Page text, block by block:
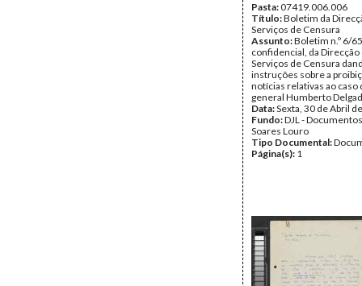
Pasta:07419.006.006
Título:Boletim da
Serviços de Censura
Assunto:Boletim n.º 6/
confidencial, da Direcção
Serviços de Censura
instruções sobre a
notícias relativas ao caso
general Humberto
Data:Sexta, 30 de Abril
Fundo:DJL -
Soares Louro
Tipo Documental:
Página(s): 1